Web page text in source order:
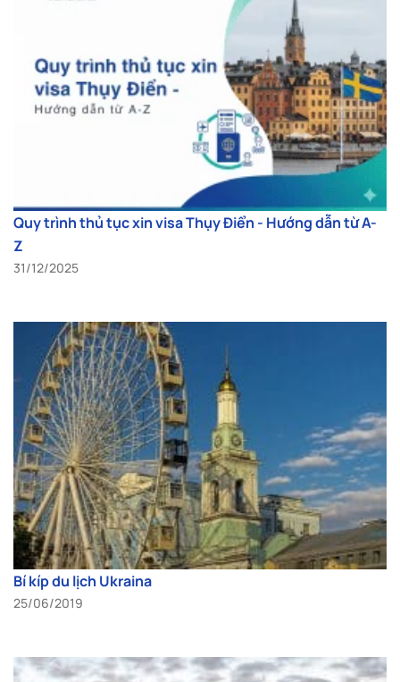
Quy trình thủ tục xin visa Thụy Điển - Hướng dẫn từ A-
Z
31/12/2025
Bí kíp du lịch Ukraina
25/06/2019